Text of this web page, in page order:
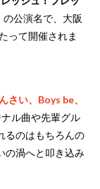
の公演名で、大阪
って開催されま
さい、Boys be、
ル曲や先輩グル
るのはもちろんの
の渦へと叩き込み